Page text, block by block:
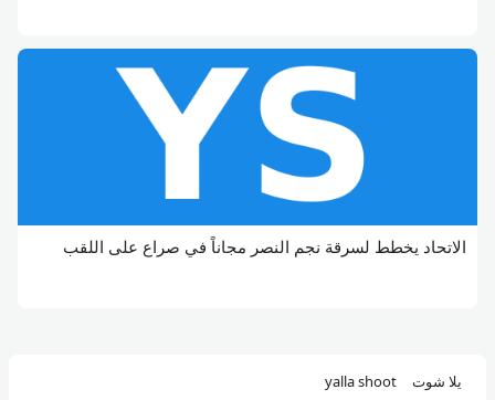
الاتحاد يخطط لسرقة نجم النصر مجاناً في صراع على اللقب
يلا شوت yalla shoot